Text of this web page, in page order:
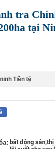
tra
tại
Tiền tệ
bất động sản,thị